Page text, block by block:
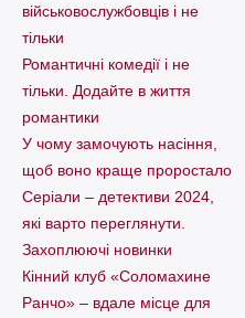
військовослужбовців і не
тільки
Романтичні комедії і не
тільки. Додайте в життя
романтики
У чому замочують насіння,
щоб воно краще проростало
Серіали – детективи 2024,
які варто пеpеглянути.
Захоплюючі новинки
Кінний клуб «Соломахине
Ранчо» – вдале місце для